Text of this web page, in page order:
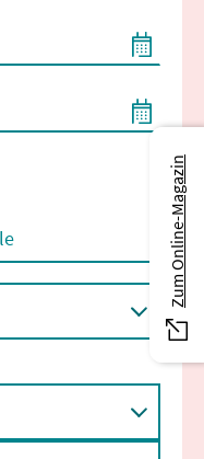
Zum Online-Magazin